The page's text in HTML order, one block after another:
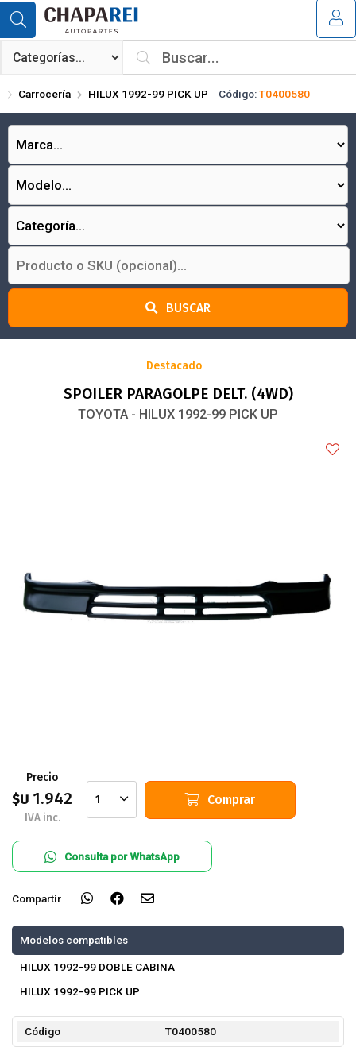
Compartir por email
¿Tienes cupón de descuento?
Carrocería HILUX 1992-99 PICK UP Código:T0400580
BUSCAR
Destacado
SPOILER PARAGOLPE DELT. (4WD)
TOYOTA - HILUX 1992-99 PICK UP
Precio
$U 1.942
IVA inc.
1 Comprar
Consulta por WhatsApp
Compartir
Modelos compatibles
HILUX 1992-99 DOBLE CABINA
HILUX 1992-99 PICK UP
Código T0400580